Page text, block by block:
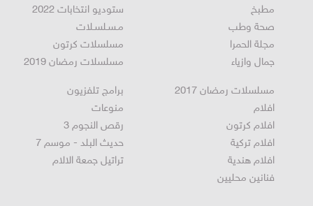
مطبخ
صحة وطب
مجلة الحمرا
جمال وازياء
ستوديو انتخابات 2022
مـسـلسـلات
مسلسلات كرتون
مسلسلات رمضان 2019
مسلسلات رمضان 2017
افلام
افلام كرتون
افلام تركية
افلام هندية
فنانين محليين
برامج تلفزيون
منوعات
رقص النجوم 3
حديث البلد - موسم 7
تراتيل جمعة الالام